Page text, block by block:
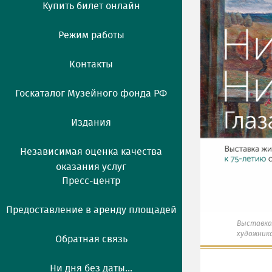
Купить билет онлайн
Режим работы
Контакты
Госкаталог Музейного фонда РФ
Издания
Независимая оценка качества
оказания услуг
Пресс-центр
Предоставление в аренду площадей
Обратная связь
Ни дня без даты...